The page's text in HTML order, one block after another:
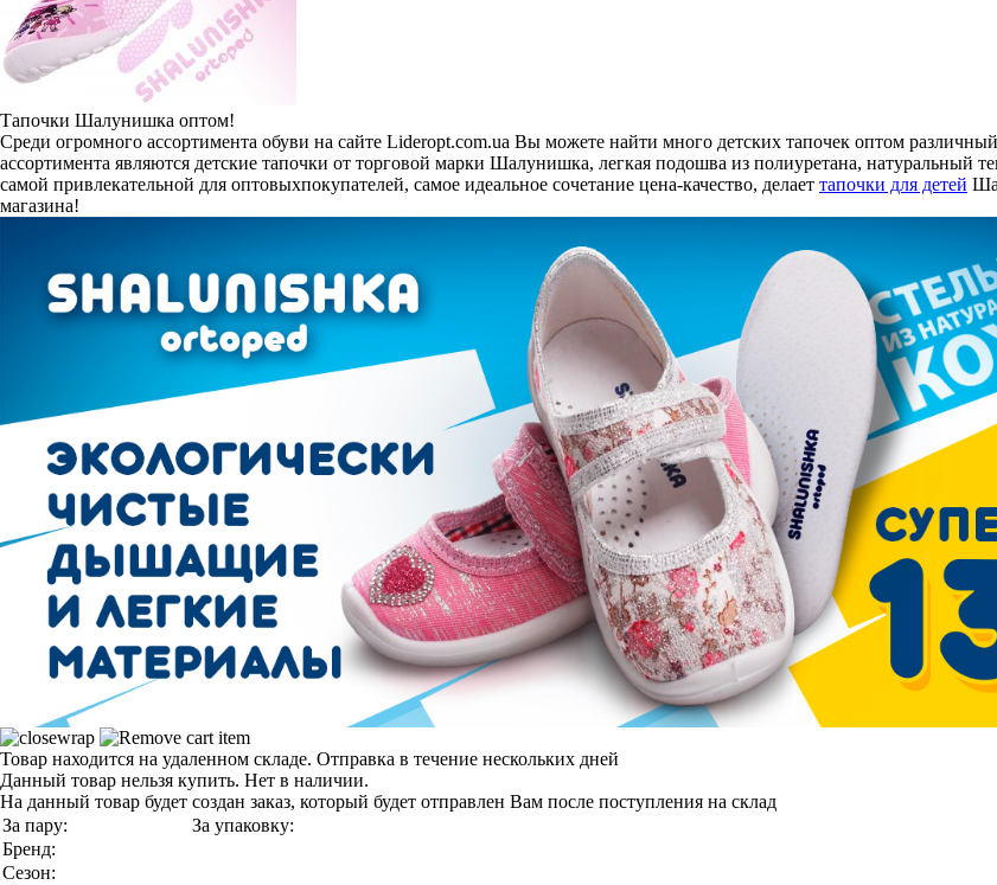
Тапочки Шалунишка оптом!
Среди огромного ассортимента обуви на сайте Lideropt.com.ua Вы можете найти много детских тапочек оптом
ассортимента являются детские тапочки от торговой марки Шалунишка, легкая подошва из полиуретана,
самой привлекательной для оптовыхпокупателей, самое идеальное сочетание цена-качество, делает тапочки для детей
магазина!
Товар находится на удаленном складе. Отправка в течение нескольких дней
Данный товар нельзя купить. Нет в наличии.
На данный товар будет создан заказ, который будет отправлен Вам после поступления на склад
За пару:
За упаковку:
Бренд:
Сезон: